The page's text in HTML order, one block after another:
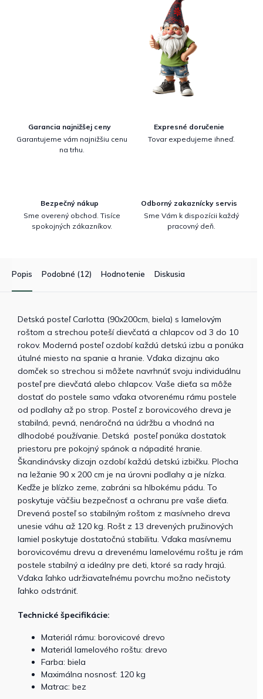
Garancia najnižšej ceny
Garantujeme vám najnižšiu cenu
na trhu.
Expresné doručenie
Tovar expedujeme ihneď.
Bezpečný nákup
Sme overený obchod. Tisíce
spokojných zákazníkov.
Odborný zakaznícky servis
Sme Vám k dispozícii každý
pracovný deň.
Popis Podobné (12) Hodnotenie Diskusia
Detská posteľ Carlotta (90x200cm, biela) s lamelovým
roštom a strechou poteší dievčatá a chlapcov od 3 do 10
rokov. Moderná posteľ ozdobí každú detskú izbu a ponúka
útulné miesto na spanie a hranie. Vďaka dizajnu ako
domček so strechou si môžete navrhnúť svoju individuálnu
posteľ pre dievčatá alebo chlapcov. Vaše dieťa sa môže
dostať do postele samo vďaka otvorenému rámu postele
od podlahy až po strop. Posteľ z borovicového dreva je
stabilná, pevná, nenáročná na údržbu a vhodná na
dlhodobé používanie. Detská posteľ ponúka dostatok
priestoru pre pokojný spánok a nápadité hranie.
Škandinávsky dizajn ozdobí každú detskú izbičku. Plocha
na ležanie 90 x 200 cm je na úrovni podlahy a je nízka.
Keďže je blízko zeme, zabráni sa hlbokému pádu. To
poskytuje väčšiu bezpečnosť a ochranu pre vaše dieťa.
Drevená posteľ so stabilným roštom z masívneho dreva
unesie ​​váhu až 120 kg. Rošt z 13 drevených pružinových
lamiel poskytuje dostatočnú stabilitu. Vďaka masívnemu
borovicovému drevu a drevenému lamelovému roštu je rám
postele stabilný a ideálny pre deti, ktoré sa rady hrajú.
Vďaka ľahko udržiavateľnému povrchu možno nečistoty
ľahko odstrániť.
Technické špecifikácie:
Materiál rámu: borovicové drevo
Materiál lamelového roštu: drevo
Farba: biela
Maximálna nosnosť: 120 kg
Matrac: bez